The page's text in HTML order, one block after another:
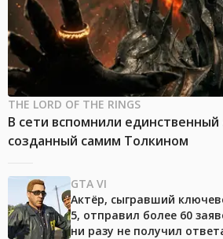
THE LORD OF THE RINGS
В сети вспомнили единственный
созданный самим Толкином
GTA VI
Актёр, сыгравший
5, отправил более 60
ни разу не получил